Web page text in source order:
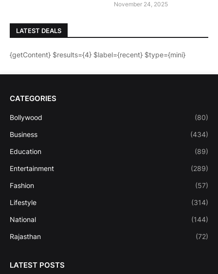
November 24, 2025
LATEST DEALS
{getContent} $results={4} $label={recent} $type={mini}
CATEGORIES
Bollywood (80)
Business (434)
Education (89)
Entertainment (289)
Fashion (57)
Lifestyle (314)
National (144)
Rajasthan (72)
LATEST POSTS